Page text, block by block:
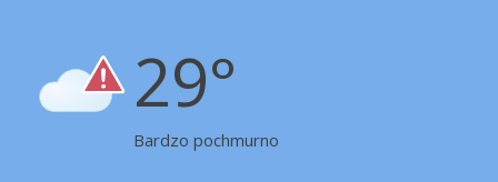
29°
Bardzo pochmurno